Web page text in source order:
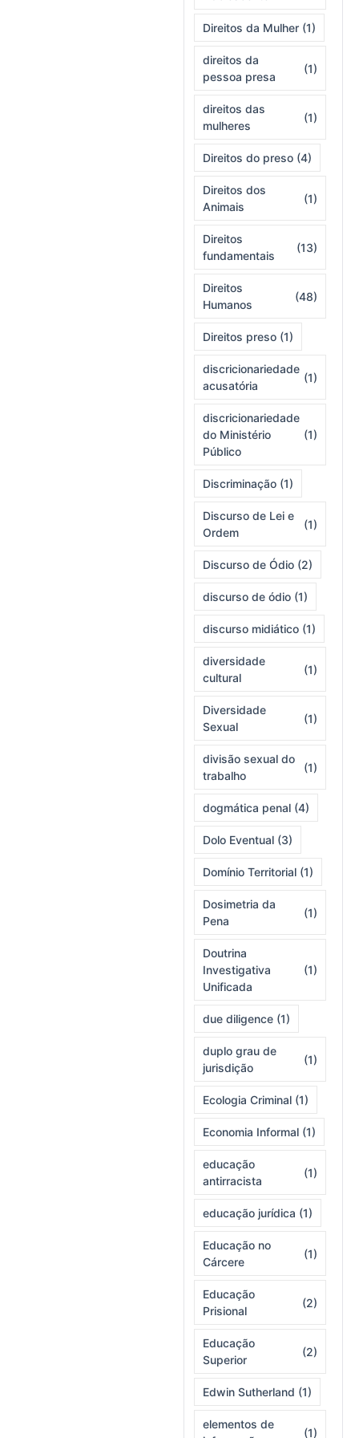
Direitos da Mulher (1)
direitos da
pessoa presa
(1)
direitos das
mulheres
(1)
Direitos do preso (4)
Direitos dos
Animais
(1)
Direitos
fundamentais
(13)
Direitos
Humanos
(48)
Direitos preso (1)
discricionariedade
acusatória
(1)
discricionariedade
do Ministério
Público
(1)
Discriminação (1)
Discurso de Lei e
Ordem
(1)
Discurso de Ódio (2)
discurso de ódio (1)
discurso midiático (1)
diversidade
cultural
(1)
Diversidade
Sexual
(1)
divisão sexual do
trabalho
(1)
dogmática penal (4)
Dolo Eventual (3)
Domínio Territorial (1)
Dosimetria da
Pena
(1)
Doutrina
Investigativa
Unificada
(1)
due diligence (1)
duplo grau de
jurisdição
(1)
Ecologia Criminal (1)
Economia Informal (1)
educação
antirracista
(1)
educação jurídica (1)
Educação no
Cárcere
(1)
Educação
Prisional
(2)
Educação
Superior
(2)
Edwin Sutherland (1)
elementos de
(1)